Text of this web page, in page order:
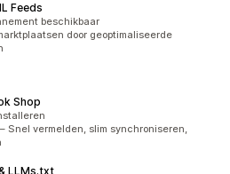
Feeds
beschikbaar
door geoptimaliseerde
Shop
Snel vermelden, slim synchroniseren,
LLMs.txt